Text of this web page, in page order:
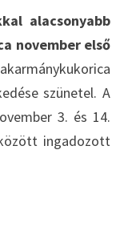
alacsonyabb
november első
szünetel. A
3. és 14.
ingadozott